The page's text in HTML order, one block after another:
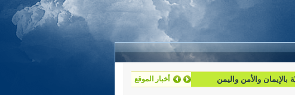
أخبار الموقع